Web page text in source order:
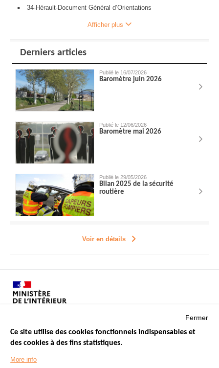
34-Hérault-Document Général d’Orientations
Afficher plus
Derniers articles
Publié le 16/07/2026
Baromètre juin 2026
Publié le 12/06/2026
Baromètre mai 2026
Publié le 29/05/2026
Bilan 2025 de la sécurité
routière
Voir en détails
Menu
Footer
LES SITES PUBLICS
Fermer
Ce site utilise des cookies fonctionnels indispensables et
des cookies à des fins statistiques.
More info